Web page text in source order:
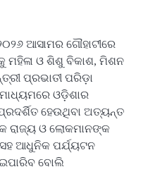
ଆସାମର ଗୌହାଟୀରେ
ମହିଳା ଓ ଶିଶୁ ବିକାଶ, ମିଶନ
ପ୍ରଭାତୀ ପରିଡ଼ା
ଓଡ଼ିଶାର
ହେଉଥିବା ଅତ୍ୟନ୍ତ
ରାଜ୍ୟ ଓ ଲୋକମାନଙ୍କ
ଆଧୁନିକ ପର୍ଯ୍ୟଟନ
ବୋଲି